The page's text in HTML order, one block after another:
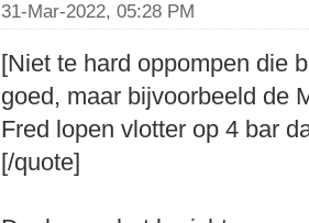
31-Mar-2022, 05:28 PM
[Niet te hard oppompen die
goed, maar bijvoorbeeld de
Fred lopen vlotter op 4 bar
[/quote]